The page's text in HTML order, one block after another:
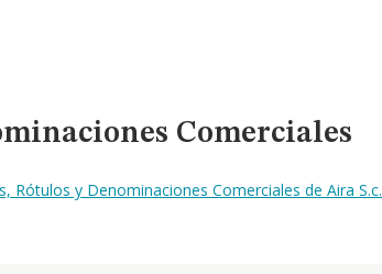
Comerciales
y Denominaciones Comerciales de Aira S.c.